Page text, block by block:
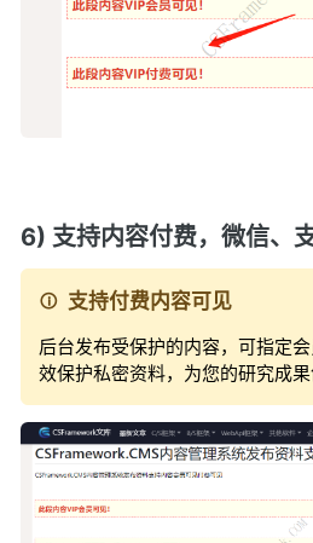
6) 支持内容付费，微信、
支持付费内容可见
后台发布受保护的内容，可指定
效保护私密资料，为您的研究成果